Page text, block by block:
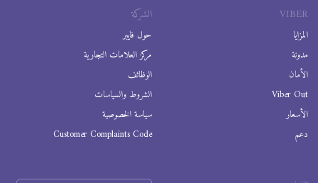
VIBER
المزايا
مدونة
الأمان
Viber Out
الأسعار
دعم
الشركة
حول فايبر
مركز العلامات التجارية
الوظائف
الشروط والسياسات
سياسة الخصوصية
Customer Complaints Code